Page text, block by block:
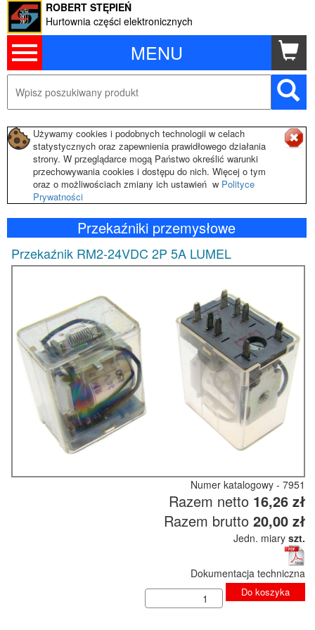
MENU
ROBERT STĘPIEŃ
Hurtownia części elektronicznych
Używamy cookies i podobnych technologii w celach
statystycznych oraz zapewnienia prawidłowego działania
strony. W przeglądarce mogą Państwo określić warunki
przechowywania cookies i dostępu do nich. Więcej o tym
oraz o możliwościach zmiany ich ustawień w Polityce
Prywatności
Przekaźniki przemysłowe
Przekaźnik RM2-24VDC 2P 5A LUMEL
Numer katalogowy - 7951
Razem netto 16,26 zł
Razem brutto 20,00 zł
Jedn. miary szt.
Dokumentacja techniczna
Do koszyka